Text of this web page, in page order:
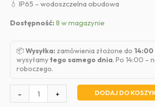
💧 IP65 – wodoszczelna obudowa
Dostępność:8 w magazynie
📦Wysyłka: zamówienia złożone do 14:00
wysyłamytego samego dnia. Po 14:00 –
roboczego.
-
Kamera
+ DODAJ DO